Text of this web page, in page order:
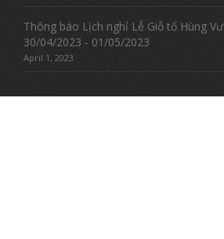
Thông báo Lịch nghỉ Lễ Giỗ tổ Hùng
30/04/2023 - 01/05/2023
April 1, 2023